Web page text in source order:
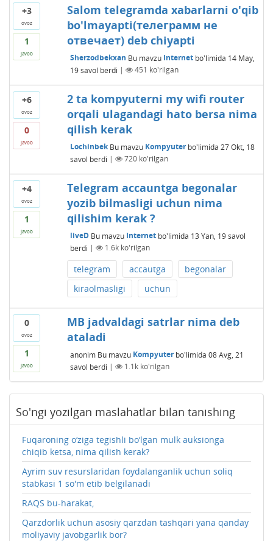
+3
ovoz
1
javob
Salom telegramda xabarlarni o'qib
bo'lmayapti(телеграмм не
отвечает) deb chiyapti
Sherzodbekxan Bu mavzu Internetbo'limida 14 May,
19 savol berdi | 451 ko'rilgan
+6
ovoz
0
javob
2 ta kompyuterni my wifi router
orqali ulagandagi hato bersa nima
qilish kerak
Lochinbek Bu mavzu Kompyuterbo'limida 27 Okt, 18
savol berdi | 720ko'rilgan
+4
ovoz
1
javob
Telegram accauntga begonalar
yozib bilmasligi uchun nima
qilishim kerak ?
liveD Bu mavzu Internetbo'limida 13 Yan, 19 savol
berdi | 1.6kko'rilgan
telegram accautga
begonalar
kiraolmasligi
uchun
0
ovoz
1
javob
MB jadvaldagi satrlar nima deb
ataladi
anonim Bu mavzu Kompyuterbo'limida 08 Avg, 21
savol berdi | 1.1kko'rilgan
So'ngi yozilgan maslahatlar bilan tanishing
Fuqaroning o‘ziga tegishli bo‘lgan mulk auksionga
chiqib ketsa, nima qilish kerak?
Ayrim suv resurslaridan foydalanganlik uchun soliq
stabkasi 1 so'm etib belgilanadi
RAQS bu-harakat,
Qarzdorlik uchun asosiy qarzdan tashqari yana qanday
moliyaviy javobgarlik bor?